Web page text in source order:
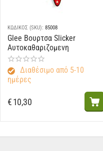
ΚΩΔΙΚΟΣ (SKU): 85008
Glee Βουρτσα Slicker
Αυτοκαθαριζομενη
Διαθέσιμο από 5-10
ημέρες
€10,30